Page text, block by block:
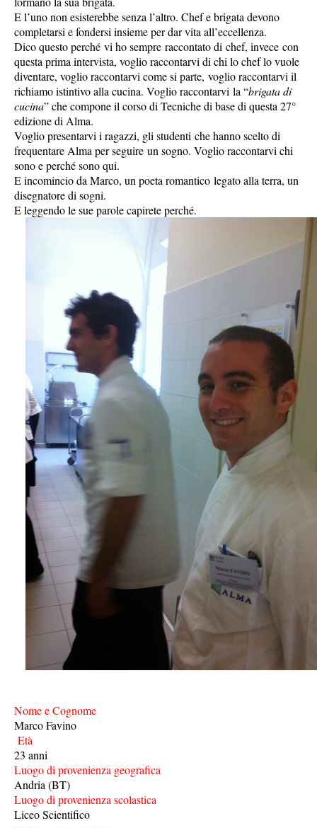
E l’uno non esisterebbe senza l’altro. Chef e brigata devono
completarsi e fondersi insieme per dar vita all’eccellenza.
Dico questo perché vi ho sempre raccontato di chef, invece con
questa prima intervista, voglio raccontarvi di chi lo chef lo vuole
diventare, voglio raccontarvi come si parte, voglio raccontarvi il
richiamo istintivo alla cucina. Voglio raccontarvi la “brigata di
cucina” che compone il corso di Tecniche di base di questa 27°
edizione di Alma.
Voglio presentarvi i ragazzi, gli studenti che hanno scelto di
frequentare Alma per seguire un sogno. Voglio raccontarvi chi
sono e perché sono qui.
E incomincio da Marco, un poeta romantico legato alla terra, un
disegnatore di sogni.
E leggendo le sue parole capirete perché.
Nome e Cognome
Marco Favino
Età
23 anni
Luogo di provenienza geografica
Andria (BT)
Luogo di provenienza scolastica
Liceo Scientifico